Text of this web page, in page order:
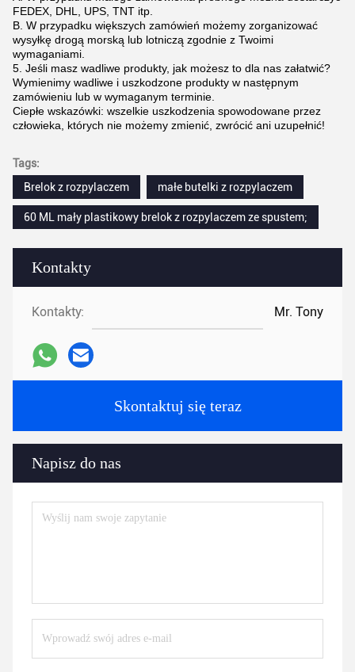
Kontakty
Kontakty: Mr. Tony
Skontaktuj się teraz
Napisz do nas
FEDEX, DHL, UPS, TNT itp.
B. W przypadku większych zamówień możemy zorganizować
wysyłkę drogą morską lub lotniczą zgodnie z Twoimi
wymaganiami.
5. Jeśli masz wadliwe produkty, jak możesz to dla nas załatwić?
Wymienimy wadliwe i uszkodzone produkty w następnym
zamówieniu lub w wymaganym terminie.
Ciepłe wskazówki: wszelkie uszkodzenia spowodowane przez
człowieka, których nie możemy zmienić, zwrócić ani uzupełnić!
Tags:
Brelok z rozpylaczem
małe butelki z rozpylaczem
60 ML mały plastikowy brelok z rozpylaczem ze spustem;